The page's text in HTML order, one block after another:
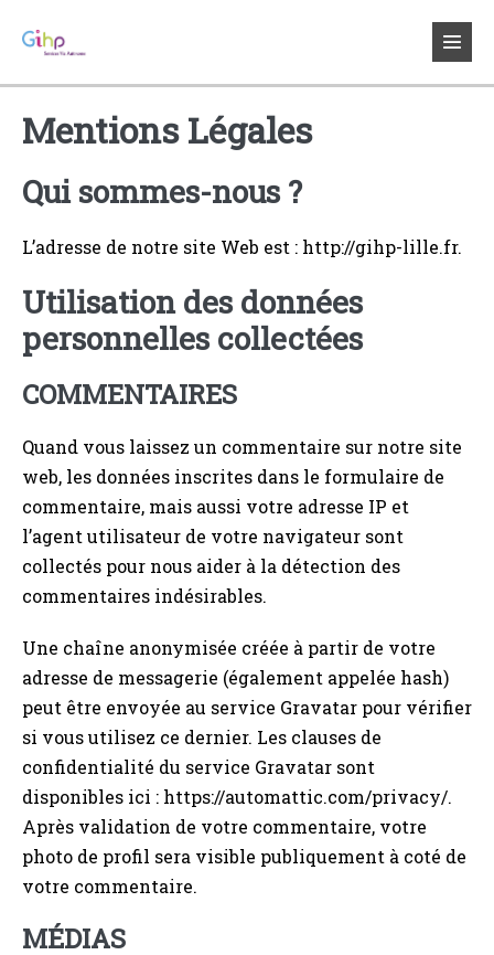
Mentions Légales
Qui sommes-nous ?
L’adresse de notre site Web est : http://gihp-lille.fr.
Utilisation des données
personnelles collectées
COMMENTAIRES
Quand vous laissez un commentaire sur notre site
web, les données inscrites dans le formulaire de
commentaire, mais aussi votre adresse IP et
l’agent utilisateur de votre navigateur sont
collectés pour nous aider à la détection des
commentaires indésirables.
Une chaîne anonymisée créée à partir de votre
adresse de messagerie (également appelée hash)
peut être envoyée au service Gravatar pour vérifier
si vous utilisez ce dernier. Les clauses de
confidentialité du service Gravatar sont
disponibles ici : https://automattic.com/privacy/.
Après validation de votre commentaire, votre
photo de profil sera visible publiquement à coté de
votre commentaire.
MÉDIAS